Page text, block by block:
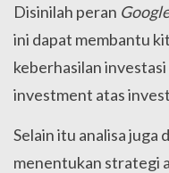
Disinilah peran
ini dapat membantu
keberhasilan
investment atas
Selain itu analisa juga
menentukan strategi